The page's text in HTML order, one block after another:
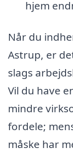
hjem
Når du
Astrup, er
slags
Vil du have
mindre
fordele;
måske har